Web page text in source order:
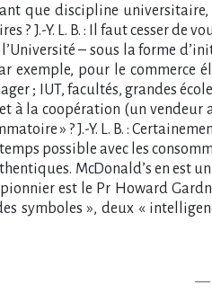
que discipline
? J.-Y. L. B. : Il faut cesser de
– sous la forme
exemple, pour le commerce
; IUT, facultés, grandes
à la coopération (un vendeur
» ? J.-Y. L. B. :
possible avec les
McDonald’s en est
est le Pr Howard
symboles », deux «